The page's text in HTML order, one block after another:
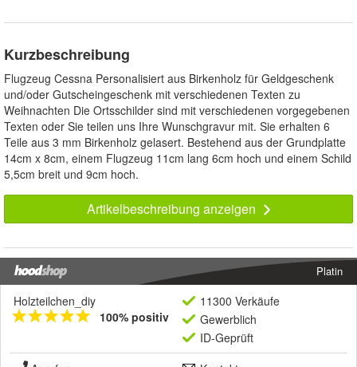
Kurzbeschreibung
Flugzeug Cessna Personalisiert aus Birkenholz für Geldgeschenk
und/oder Gutscheingeschenk mit verschiedenen Texten zu
Weihnachten Die Ortsschilder sind mit verschiedenen vorgegebenen
Texten oder Sie teilen uns Ihre Wunschgravur mit. Sie erhalten 6
Teile aus 3 mm Birkenholz gelasert. Bestehend aus der Grundplatte
14cm x 8cm, einem Flugzeug 11cm lang 6cm hoch und einem Schild
5,5cm breit und 9cm hoch.
Artikelbeschreibung anzeigen
Platin
Holzteilchen_diy
100% positiv
11300 Verkäufe
Gewerblich
ID-Geprüft